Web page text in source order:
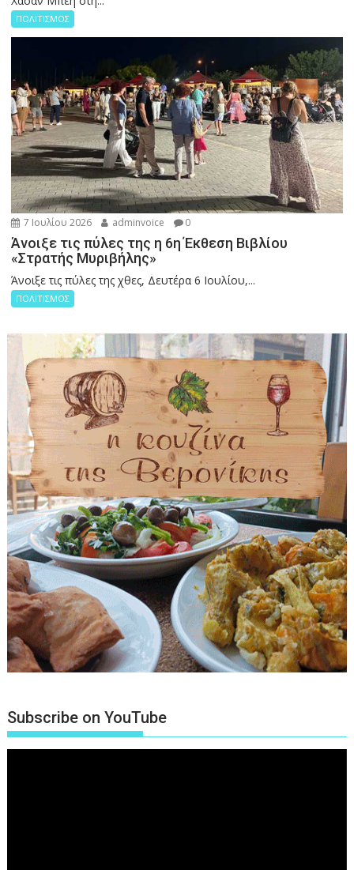
ΠΟΛΙΤΙΣΜΟΣ
7 Ιουλίου 2026 adminvoice 0
Άνοιξε τις πύλες της η 6η Έκθεση Βιβλίου
«Στρατής Μυριβήλης»
Άνοιξε τις πύλες της χθες, Δευτέρα 6 Ιουλίου,...
ΠΟΛΙΤΙΣΜΟΣ
Subscribe on YouTube